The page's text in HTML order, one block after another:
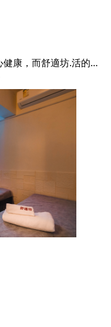
不少都市人總是忙於工作而疏忽身心健康，而舒適坊.活的主辦人正正考慮到這點，於香港繁忙地帶開設了這家按摩店。舒適坊.活正如其名，提供了舒適的空間予都市人放鬆身心，店舖位於時代廣場對面，從銅鑼灣A出口出發，只需5分鐘路程便可到達店舖，對於在附近工作後前來緩解疲勞，抑是逛街逛得累想按摩一下的客戶來說，都十分方便！而店面更是整潔不紊，商家不但每天清潔消毒，還使用一次性床單，保證乾淨衛生！ 舒適坊.活的師傅擁有10-20年豐富按摩經驗，更會持續進修自己，其中也有師傅考獲CMM集團蒙妮坦學院的美容和按摩專業證書，給予客人信心，讓顧客無需緊張，可放心讓師傅按摩。另外店舖招待男女賓客，無論一家大小，或情侶、朋友都可一起前來享受按摩，若然想要有私人空間，更可以選擇店內的單人或雙人房間！除此之外，店舖更窩心地提供免費茶水，和適合都市人需要的充電、5G Wifi、Netflix和Youtube影音服務，從細節照顧客人所需！ 舒適坊.活預先為客人配搭了一系列的按摩組合，顧及不同都市人的需要，但其實客人也可以自由配搭自己喜歡的按摩組合！只要是60分鐘以上的按摩組合，就可在預約服務時留言寫下你希望的按摩服務配搭，店務人員收到後便會即時聯絡你報價，亦會按照你的情況推薦服務，讓你無需局限，隨心選擇自己喜愛的按摩服務！